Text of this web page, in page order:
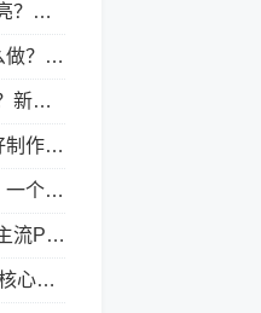
巧
给你！
画指南
全攻略
置技巧
选型指南
大神！